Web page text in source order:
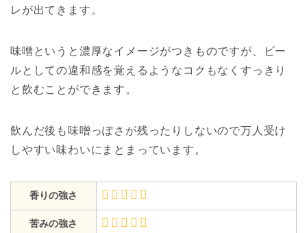
レが出てきます。
味噌というと濃厚なイメージがつきものですが、ビー
ルとしての違和感を覚えるようなコクもなくすっきり
と飲むことができます。
飲んだ後も味噌っぽさが残ったりしないので万人受け
しやすい味わいにまとまっています。
香りの強さ
苦みの強さ